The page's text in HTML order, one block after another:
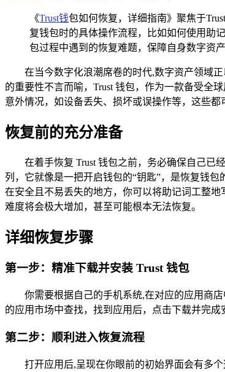
《Trust钱包如何恢复，详细指南》聚焦于Trust
复钱包时的具体操作流程，比如如何使用助
包过程中遇到的恢复难题，保障自身数字资
在当今数字化浪潮席卷的时代,数字资产领域
的重要性不言而喻，Trust 钱包，作为一款备受全
意外情况，如设备丢失、损坏或误操作等，这些都
恢复前的充分准备
在着手恢复 Trust 钱包之前，务必确保自己已
列，它就像是一把开启钱包的“钥匙”，是恢复钱
在安全且不易丢失的地方，你可以将助记词工整
难度将会极大增加，甚至可能根本无法恢复。
详细恢复步骤
第一步：精准下载并安装 Trust 钱包
你需要根据自己的手机系统,在对应的应用商
的应用市场中查找，找到应用后，点击下载并完成
第二步：顺利进入恢复流程
打开应用后,呈现在你眼前的初始界面会有多